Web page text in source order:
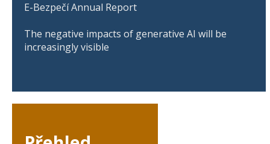
E-Bezpečí Annual Report
The negative impacts of generative AI will be
increasingly visible